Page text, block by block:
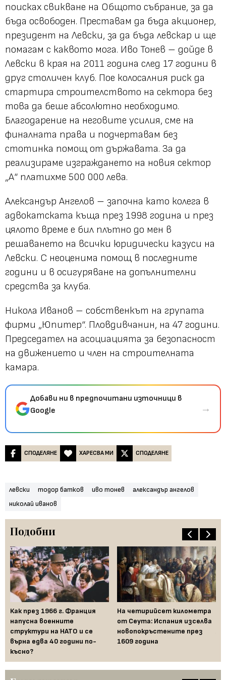
поисках свикване на Общото събрание, за да
бъда освободен. Преставам да бъда акционер,
президент на Левски, за да бъда левскар и ще
помагам с каквото мога. Иво Тонев – дойде в
Левски в края на 2011 година след 17 години в
друг столичен клуб. Пое колосалния риск да
стартира строителството на сектора без
това да беше абсолютно необходимо.
Благодарение на неговите усилия, сме на
финалната права и подчертавам без
стотинка помощ от държавата. За да
реализираме изграждането на новия сектор
„А“ платихме 500 000 лева.
Александър Ангелов – започна като колега в
адвокатската къща през 1998 година и през
цялото време е бил плътно до мен в
решаването на всички юридически казуси на
Левски. С неоценима помощ в последните
години и в осигуряване на допълнителни
средства за клуба.
Никола Иванов – собственкът на групата
фирми „Юпитер“. Пловдивчанин, на 47 години.
Председател на асоциацията за безопасност
на движението и член на строителната
камара.
Добави ни в предпочитани източници в
Google
→
СПОДЕЛЯНЕ ХАРЕСВА МИ СПОДЕЛЯНЕ
левски тодор батков иво тонев
александър ангелов
николай иванов
Подобни
Как през 1966 г. Франция
напусна военните
структури на НАТО и се
върна едва 40 години по-
късно?
На четирийсет километра
от Сеута: Испания изселва
новопокръстените през
1609 година